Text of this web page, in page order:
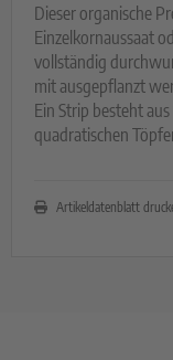
Dieser organische
Einzelkornaussaat
vollständig
mit ausgepflanzt
Ein Strip besteht
quadratischen
Artikeldatenblatt